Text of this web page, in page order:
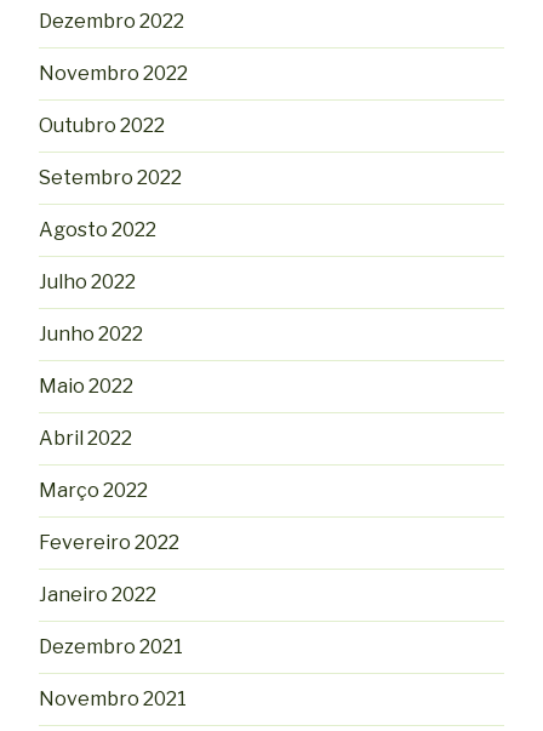
Dezembro 2022
Novembro 2022
Outubro 2022
Setembro 2022
Agosto 2022
Julho 2022
Junho 2022
Maio 2022
Abril 2022
Março 2022
Fevereiro 2022
Janeiro 2022
Dezembro 2021
Novembro 2021